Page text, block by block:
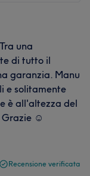
una
di tutto il
garanzia. Manu
e solitamente
è all'altezza del
Grazie ☺️
Recensione verificata